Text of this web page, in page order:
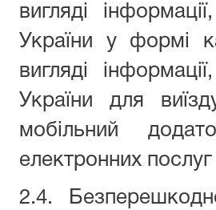
вигляді
України у формі
вигляді
України для
мобільний
електронних
2.4.